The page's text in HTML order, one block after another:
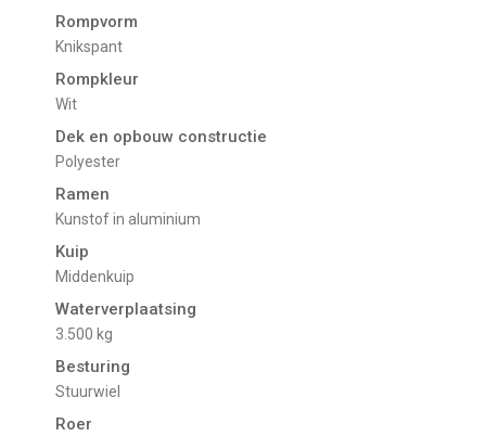
Rompvorm
Knikspant
Rompkleur
Wit
Dek en opbouw constructie
Polyester
Ramen
Kunstof in aluminium
Kuip
Middenkuip
Waterverplaatsing
3.500 kg
Besturing
Stuurwiel
Roer